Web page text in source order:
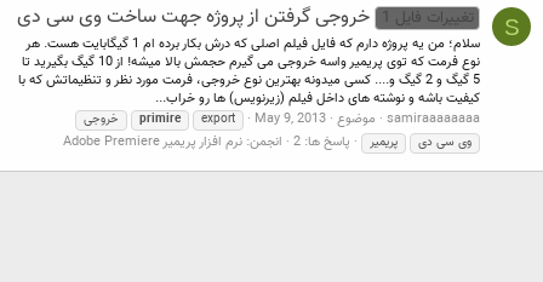
S تغییرات فایل 1 خروجی گرفتن از پروژه جهت ساخت وی سی دی
سلام؛ من یه پروژه دارم که فایل فیلم اصلی که درش بکار برده ام 1 گیگابایت هست. هر
نوع فرمت که توی پریمیر واسه خروجی می گیرم حجمش بالا میشه! از 10 گیگ بگیرید تا
5 گیگ و 2 گیگ و.... کسی میدونه بهترین نوع خروجی، فرمت مورد نظر و تنظیماتش که با
کیفیت باشه و نوشته های داخل فیلم (زیرنویس) ها رو خراب...
samiraaaaaaaa موضوع May 9, 2013
export
primire
خروجی
وی سی دی
پریمیر پاسخ ها: 2 انجمن: نرم افزار پریمیر Adobe Premiere